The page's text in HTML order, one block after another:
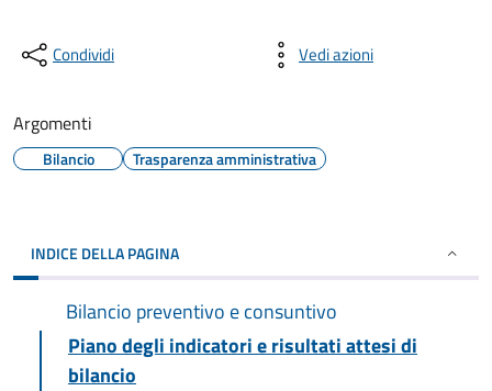
Condividi Vedi azioni
Argomenti
Bilancio Trasparenza amministrativa
INDICE DELLA PAGINA
Bilancio preventivo e consuntivo
Piano degli indicatori e risultati attesi di
bilancio